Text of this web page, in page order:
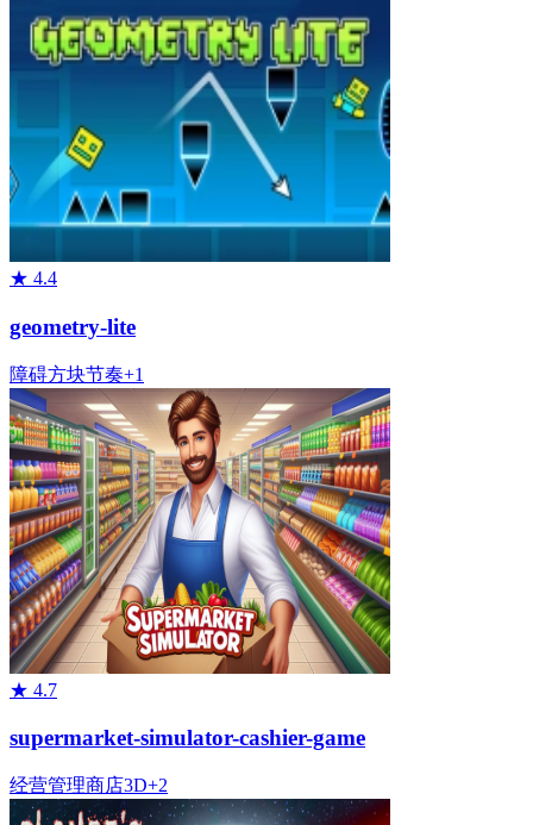
★ 4.4
geometry-lite
障碍方块节奏+1
★ 4.7
supermarket-simulator-cashier-game
经营管理商店3D+2